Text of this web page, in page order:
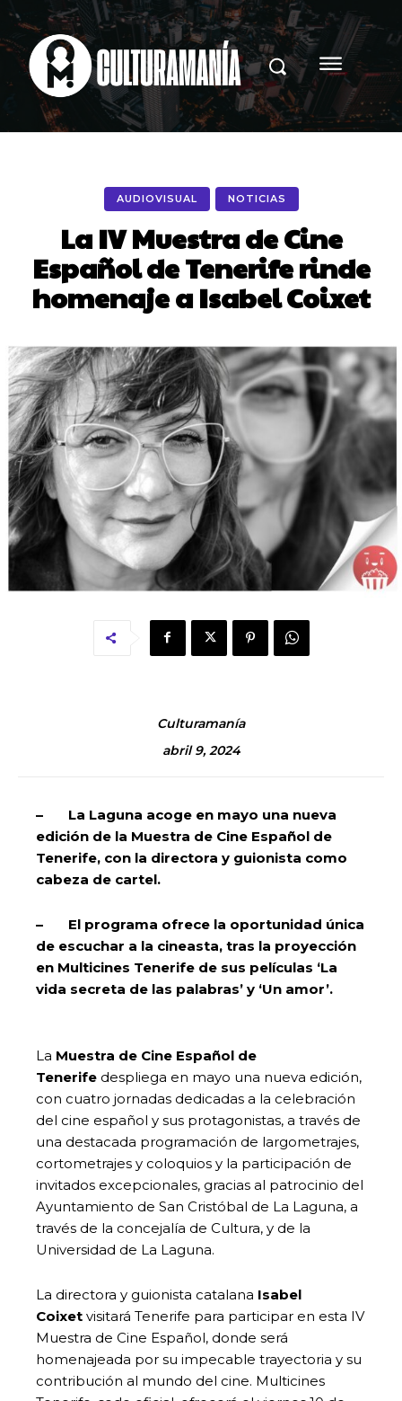
AUDIOVISUAL NOTICIAS
La IV Muestra de Cine
Español de Tenerife rinde
homenaje a Isabel Coixet
Culturamanía
abril 9, 2024
– La Laguna acoge en mayo una nueva
edición de la Muestra de Cine Español de
Tenerife, con la directora y guionista como
cabeza de cartel.
– El programa ofrece la oportunidad única
de escuchar a la cineasta, tras la proyección
en Multicines Tenerife de sus películas ‘La
vida secreta de las palabras’ y ‘Un amor’.
La Muestra de Cine Español de
Tenerife despliega en mayo una nueva edición,
con cuatro jornadas dedicadas a la celebración
del cine español y sus protagonistas, a través de
una destacada programación de largometrajes,
cortometrajes y coloquios y la participación de
invitados excepcionales, gracias al patrocinio del
Ayuntamiento de San Cristóbal de La Laguna, a
través de la concejalía de Cultura, y de la
Universidad de La Laguna.
La directora y guionista catalana Isabel
Coixet visitará Tenerife para participar en esta IV
Muestra de Cine Español, donde será
homenajeada por su impecable trayectoria y su
contribución al mundo del cine. Multicines